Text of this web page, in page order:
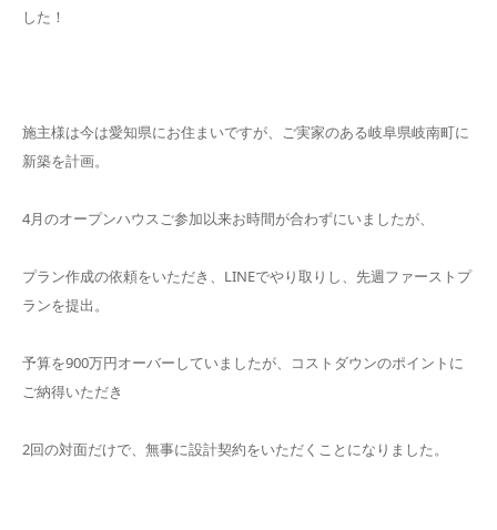
した！
施主様は今は愛知県にお住まいですが、ご実家のある岐阜県岐南町に
新築を計画。
4月のオープンハウスご参加以来お時間が合わずにいましたが、
プラン作成の依頼をいただき、LINEでやり取りし、先週ファーストプ
ランを提出。
予算を900万円オーバーしていましたが、コストダウンのポイントに
ご納得いただき
2回の対面だけで、無事に設計契約をいただくことになりました。